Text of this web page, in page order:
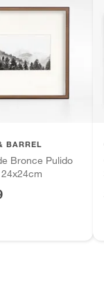
BARREL
Bronce Pulido